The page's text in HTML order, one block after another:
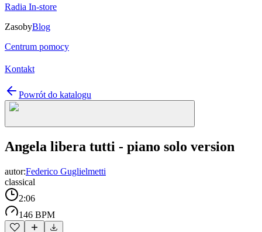
Radia In-store
ZasobyBlog
Centrum pomocy
Kontakt
Powrót do katalogu
Angela libera tutti - piano solo version
autor:Federico Guglielmetti
classical
2:06
146 BPM